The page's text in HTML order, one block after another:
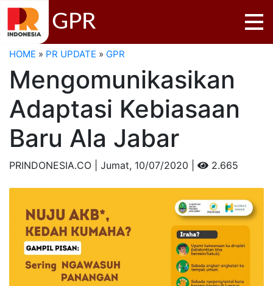
GPR
HOME » PR UPDATE » GPR
Mengomunikasikan
Adaptasi Kebiasaan
Baru Ala Jabar
PRINDONESIA.CO | Jumat, 10/07/2020 | 2.665